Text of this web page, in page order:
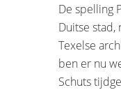
De spelling
Duitse stad,
Texelse
ben er nu
Schuts